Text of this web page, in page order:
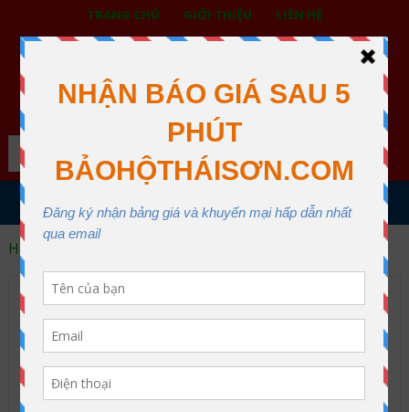
TRANG CHỦ GIỚI THIỆU LIÊN HỆ
BẢO HỘ LAO ĐỘNG THÁI SƠN
XƯỞNG MAY THÁI SƠN QUẬN 12
Search
MENU
Home